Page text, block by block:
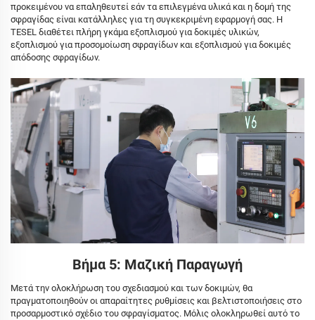
προκειμένου να επαληθευτεί εάν τα επιλεγμένα υλικά και η δομή της
σφραγίδας είναι κατάλληλες για τη συγκεκριμένη εφαρμογή σας. Η
TESEL διαθέτει πλήρη γκάμα εξοπλισμού για δοκιμές υλικών,
εξοπλισμού για προσομοίωση σφραγίδων και εξοπλισμού για δοκιμές
απόδοσης σφραγίδων.
Βήμα 5: Μαζική Παραγωγή
Μετά την ολοκλήρωση του σχεδιασμού και των δοκιμών, θα
πραγματοποιηθούν οι απαραίτητες ρυθμίσεις και βελτιστοποιήσεις στο
προσαρμοστικό σχέδιο του σφραγίσματος. Μόλις ολοκληρωθεί αυτό το